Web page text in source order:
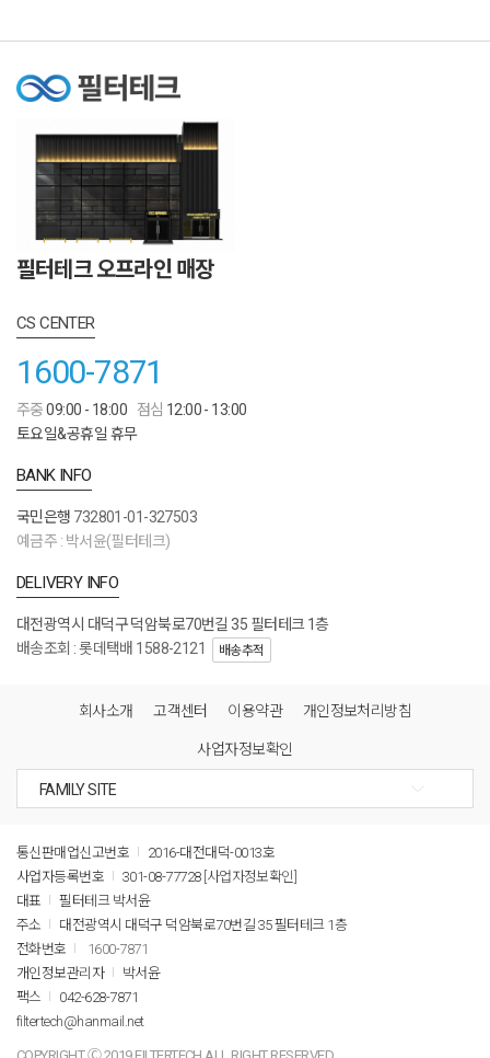
필터테크 오프라인 매장
CS CENTER
1600-7871
주중09:00 - 18:00 점심 12:00 - 13:00
토요일&공휴일 휴무
BANK INFO
국민은행 732801-01-327503
예금주 : 박서윤(필터테크)
DELIVERY INFO
대전광역시 대덕구 덕암북로70번길 35 필터테크 1층
배송조회 : 롯데택배 1588-2121
배송추적
회사소개 고객센터 이용약관 개인정보처리방침
사업자정보확인
통신판매업신고번호
2016-대전대덕-0013호
사업자등록번호
301-08-77728 [사업자정보확인]
대표
필터테크 박서윤
주소
대전광역시 대덕구 덕암북로70번길 35 필터테크 1층
전화번호
1600-7871
개인정보관리자
박서윤
팩스
042-628-7871
filtertech@hanmail.net